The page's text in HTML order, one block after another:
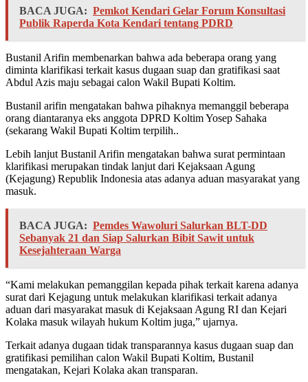
BACA JUGA: Pemkot Kendari Gelar Forum Konsultasi
Publik Raperda Kota Kendari tentang PDRD
Bustanil Arifin membenarkan bahwa ada beberapa orang yang
diminta klarifikasi terkait kasus dugaan suap dan gratifikasi saat
Abdul Azis maju sebagai calon Wakil Bupati Koltim.
Bustanil arifin mengatakan bahwa pihaknya memanggil beberapa
orang diantaranya eks anggota DPRD Koltim Yosep Sahaka
(sekarang Wakil Bupati Koltim terpilih..
Lebih lanjut Bustanil Arifin mengatakan bahwa surat permintaan
klarifikasi merupakan tindak lanjut dari Kejaksaan Agung
(Kejagung) Republik Indonesia atas adanya aduan masyarakat yang
masuk.
BACA JUGA: Pemdes Wawoluri Salurkan BLT-DD
Sebanyak 21 dan Siap Salurkan Bibit Sawit untuk
Kesejahteraan Warga
“Kami melakukan pemanggilan kepada pihak terkait karena adanya
surat dari Kejagung untuk melakukan klarifikasi terkait adanya
aduan dari masyarakat masuk di Kejaksaan Agung RI dan Kejari
Kolaka masuk wilayah hukum Koltim juga,” ujarnya.
Terkait adanya dugaan tidak transparannya kasus dugaan suap dan
gratifikasi pemilihan calon Wakil Bupati Koltim, Bustanil
mengatakan, Kejari Kolaka akan transparan.